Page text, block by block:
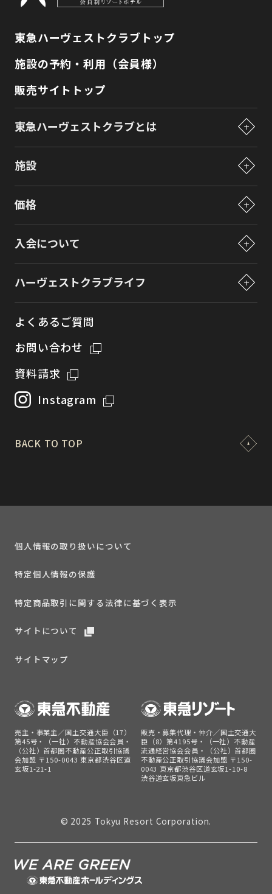
東急ハーヴェストクラブトップ
施設の予約・利用（会員様）
販売サイトトップ
東急ハーヴェストクラブとは
ご利用方法
ブログで分かる東急ハーヴェストクラブ
施設
シリーズラインナップ
プレオーナーズについて
ペットと過ごすリゾートライフ
商品説明会
価格
入会について
各種特典制度について
法人でご検討の皆様へ
ハーヴェストクラブライフ
よくあるご質問
お問い合わせ
資料請求
Instagram
BACK TO TOP
個人情報の取り扱いについて
特定個人情報の保護
特定商品取引に関する法律に基づく表示
サイトについて
サイトマップ
売主・事業主／国土交通大臣（17）
第45号・（一社）不動産協会会員・
（公社）首都圏不動産公正取引協議
会加盟 〒150-0043 東京都渋谷区道
玄坂1-21-1
販売・募集代理・仲介／国土交通大
臣（8）第4195号・（一社）不動産
流通経営協会会員・（公社）首都圏
不動産公正取引協議会加盟 〒150-
0043 東京都渋谷区道玄坂1-10-8
渋谷道玄坂東急ビル
© 2025 Tokyu Resort Corporation.